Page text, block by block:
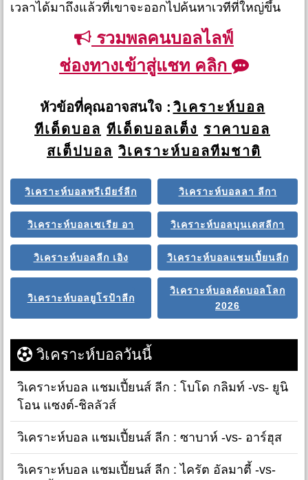
เวลาได้มาถึงแล้วที่เขาจะออกไปค้นหาเวทีที่ใหญ่ขึ้น
รวมพลคนบอลไลฟ์
ช่องทางเข้าสู่แชท คลิก
หัวข้อที่คุณอาจสนใจ : วิเคราะห์บอล
ทีเด็ดบอล ทีเด็ดบอลเต็ง ราคาบอล
สเต็ปบอล วิเคราะห์บอลทีมชาติ
วิเคราะห์บอลพรีเมียร์ลีก วิเคราะห์บอลลา ลีกา
วิเคราะห์บอลเซเรีย อา วิเคราะห์บอลบุนเดสลีกา
วิเคราะห์บอลลีก เอิง วิเคราะห์บอลแชมเปี้ยนลีก
วิเคราะห์บอลยูโรป้าลีก
วิเคราะห์บอลคัดบอลโลก
2026
วิเคราะห์บอลวันนี้
วิเคราะห์บอล แชมเปี้ยนส์ ลีก : โบโด กลิมท์ -vs- ยูนิ
โอน แซงต์-ชิลลัวส์
วิเคราะห์บอล แชมเปี้ยนส์ ลีก : ซาบาห์ -vs- อาร์ฮุส
วิเคราะห์บอล แชมเปี้ยนส์ ลีก : ไครัต อัลมาตี้ -vs-